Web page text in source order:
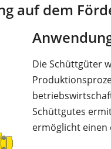
auf dem
Die Schüttgüter
Schüttgutes
ermöglicht einen